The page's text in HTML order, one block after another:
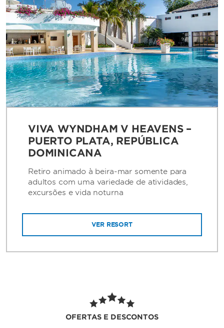
VIVA WYNDHAM V HEAVENS –
PUERTO PLATA, REPÚBLICA
DOMINICANA
Retiro animado à beira-mar somente para
adultos com uma variedade de atividades,
excursões e vida noturna
VER RESORT
OFERTAS E DESCONTOS